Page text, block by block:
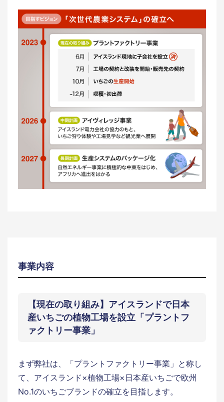
事業内容
【現在の取り組み】アイスランドで日本
産いちごの植物工場を設立「プラントフ
ァクトリー事業」
まず弊社は、「プラントファクトリー事業」と称し
て、アイスランド×植物工場×日本産いちごで欧州
No.1のいちごブランドの確立を目指します。